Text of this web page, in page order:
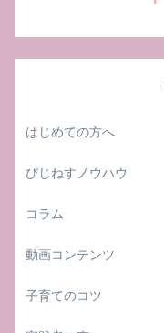
はじめての方へ
びじねすノウハウ
コラム
動画コンテンツ
子育てのコツ